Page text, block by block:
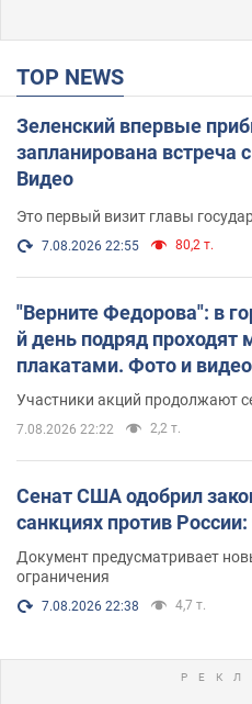
TOP NEWS
Зеленский впервые
запланирована встреча
Видео
Это первый визит главы
7.08.2026 22:55 80,2 т.
"Верните Федорова": в
й день подряд проходят
плакатами. Фото и видео
Участники акций продолжают
7.08.2026 22:22 2,2 т.
Сенат США одобрил
санкциях против
Документ предусматривает
ограничения
7.08.2026 22:38 4,7 т.